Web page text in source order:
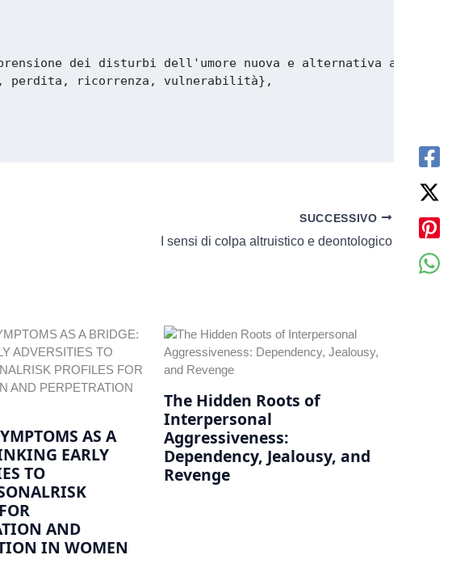
dei disturbi dell'umore nuova e alternativa a
perdita, ricorrenza, vulnerabilità},
SUCCESSIVO
I sensi di colpa altruistico e deontologico
AS A
EARLY
TO
AND
IN WOMEN
The Hidden Roots of
Interpersonal
Aggressiveness:
Dependency, Jealousy, and
Revenge